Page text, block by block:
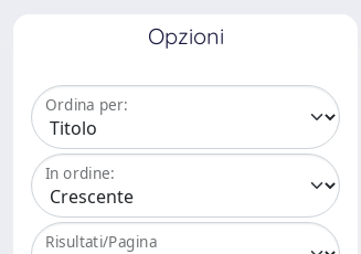
Opzioni
Ordina per:
In ordine:
Risultati/Pagina